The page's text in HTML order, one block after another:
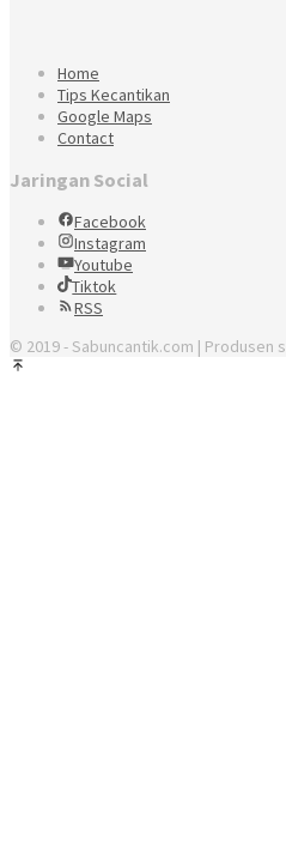
Home
Tips Kecantikan
Google Maps
Contact
Jaringan Social
Facebook
Instagram
Youtube
Tiktok
RSS
© 2019 - Sabuncantik.com | Produsen